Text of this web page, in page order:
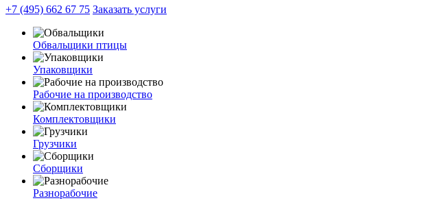
+7 (495) 662 67 75 Заказать услуги
Обвальщики птицы
Упаковщики
Рабочие на производство
Комплектовщики
Грузчики
Сборщики
Разнорабочие